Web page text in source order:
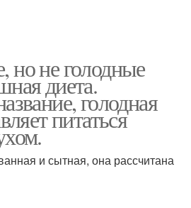
не голодные
диета.
голодная
питаться
и сытная, она рассчитана